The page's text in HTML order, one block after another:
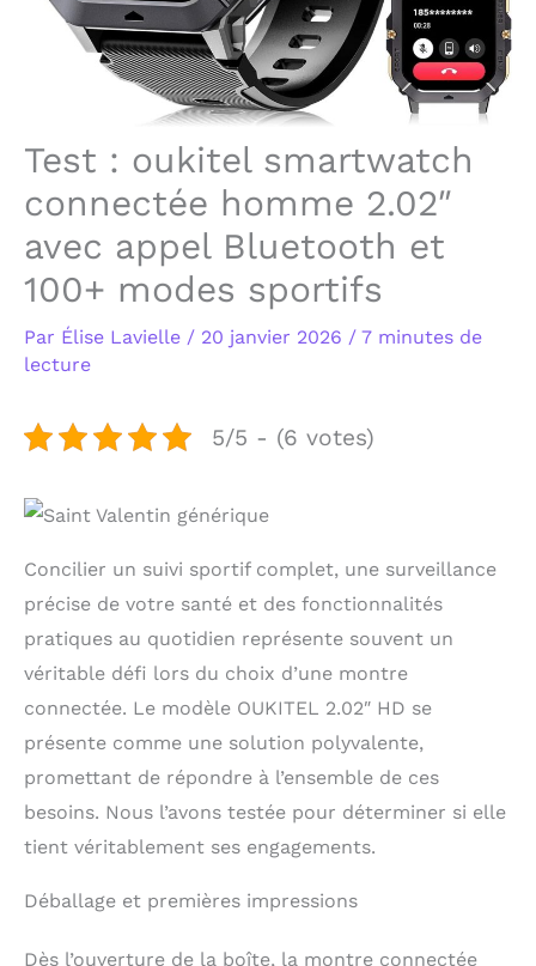
Test : oukitel smartwatch
connectée homme 2.02″
avec appel Bluetooth et
100+ modes sportifs
Par Élise Lavielle / 20 janvier 2026 / 7 minutes de
lecture
5/5 - (6 votes)
Concilier un suivi sportif complet, une surveillance
précise de votre santé et des fonctionnalités
pratiques au quotidien représente souvent un
véritable défi lors du choix d’une montre
connectée. Le modèle OUKITEL 2.02″ HD se
présente comme une solution polyvalente,
promettant de répondre à l’ensemble de ces
besoins. Nous l’avons testée pour déterminer si elle
tient véritablement ses engagements.
Déballage et premières impressions
Dès l’ouverture de la boîte, la montre connectée